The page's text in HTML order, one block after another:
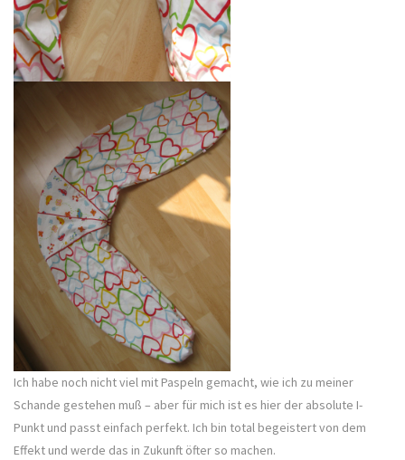
Ich habe noch nicht viel mit Paspeln gemacht, wie ich zu meiner
Schande gestehen muß – aber für mich ist es hier der absolute I-
Punkt und passt einfach perfekt. Ich bin total begeistert von dem
Effekt und werde das in Zukunft öfter so machen.